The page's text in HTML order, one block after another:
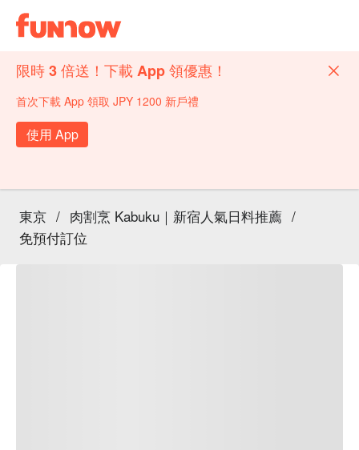
限時 3 倍送！下載 App 領優惠！
首次下載 App 領取 JPY 1200 新戶禮
使用 App
東京 / 肉割烹 Kabuku｜新宿人氣日料推薦 /
免預付訂位